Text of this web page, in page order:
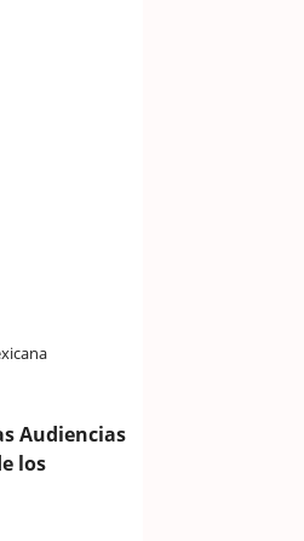
Audiencias
los